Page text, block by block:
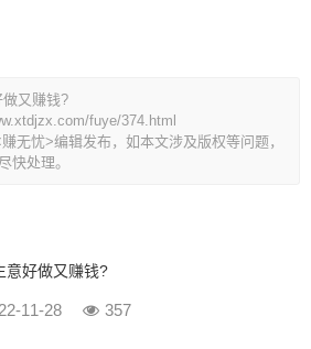
又赚钱?
fuye/374.html
无忧>编辑发布，如本文涉及版权等问题，
快处理。
意好做又赚钱?
11-28 357